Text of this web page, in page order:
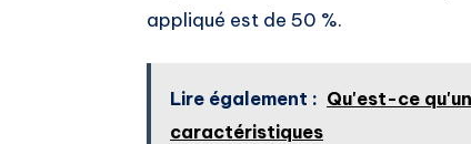
appliqué est de 50 %.
Lire également : Qu'est-ce
caractéristiques